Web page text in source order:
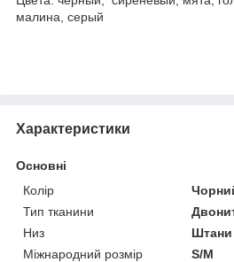
малина, серый
Характеристики
Основні
Колір
Тип тканини
Низ
Штани
Міжнародний розмір
S/M